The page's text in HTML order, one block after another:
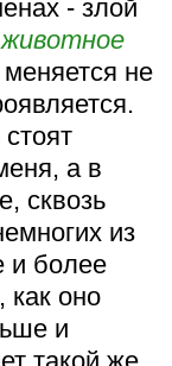
- злой
животное
не
а в
сквозь
из
и более
как оно
и